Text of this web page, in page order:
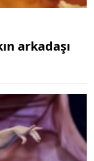
arkadaşı